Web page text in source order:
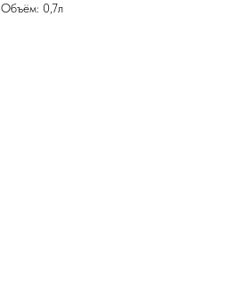
Объём: 0,7л